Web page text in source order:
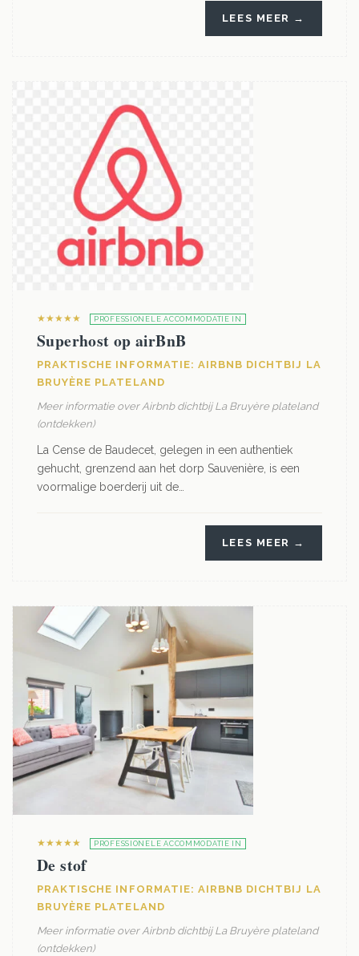
LEES MEER →
★★★★★ PROFESSIONELE ACCOMMODATIE IN
Superhost op airBnB
PRAKTISCHE INFORMATIE: AIRBNB DICHTBIJ LA
BRUYÈRE PLATELAND
Meer informatie over Airbnb dichtbij La Bruyère plateland
(ontdekken)
La Cense de Baudecet, gelegen in een authentiek
gehucht, grenzend aan het dorp Sauvenière, is een
voormalige boerderij uit de…
LEES MEER →
★★★★★ PROFESSIONELE ACCOMMODATIE IN
De stof
PRAKTISCHE INFORMATIE: AIRBNB DICHTBIJ LA
BRUYÈRE PLATELAND
Meer informatie over Airbnb dichtbij La Bruyère plateland
(ontdekken)